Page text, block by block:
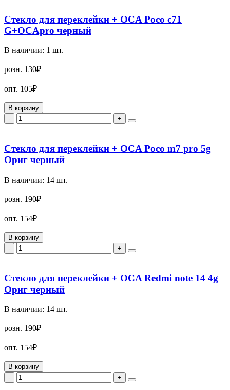
Стекло для переклейки + OCA Poco c71
G+OCApro черный
В наличии: 1 шт.
розн. 130₽
опт. 105₽
В корзину
-
+
Стекло для переклейки + OCA Poco m7 pro 5g
Ориг черный
В наличии: 14 шт.
розн. 190₽
опт. 154₽
В корзину
-
+
Стекло для переклейки + OCA Redmi note 14 4g
Ориг черный
В наличии: 14 шт.
розн. 190₽
опт. 154₽
В корзину
-
+